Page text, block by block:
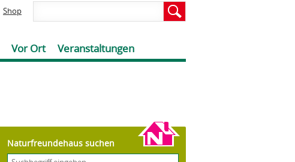
Shop
Vor Ort Veranstaltungen
Naturfreundehaus suchen